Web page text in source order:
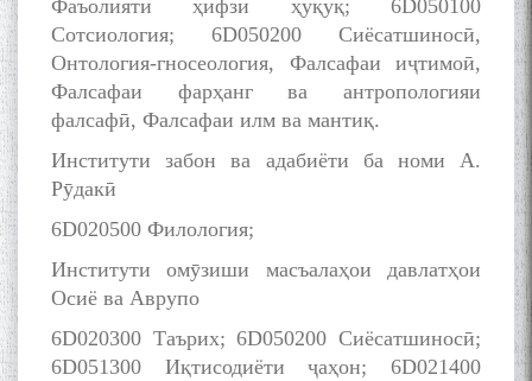
Фаъолияти ҳифзи ҳуқуқ; 6D050100
Сотсиология; 6D050200 Сиёсатшиносӣ,
Онтология-гносеология, Фалсафаи иҷтимоӣ,
Фалсафаи фарҳанг ва антропологияи
фалсафӣ, Фалсафаи илм ва мантиқ.
Институти забон ва адабиёти ба номи А.
Рӯдакӣ
6D020500 Филология;
Институти омӯзиши масъалаҳои давлатҳои
Осиё ва Аврупо
6D020300 Таърих; 6D050200 Сиёсатшиносӣ;
6D051300 Иқтисодиёти ҷаҳон; 6D021400